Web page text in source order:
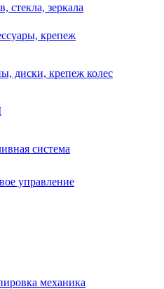
стекла, зеркала
крепеж
диски, крепеж колес
система
управление
механика